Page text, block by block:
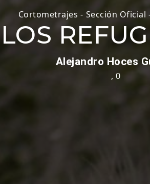
Cortometrajes - Sección Oficial
LOS
Alejandro Hoces
, 0